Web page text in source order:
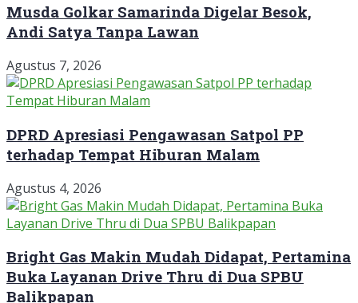
Musda Golkar Samarinda Digelar Besok,
Andi Satya Tanpa Lawan
Agustus 7, 2026
DPRD Apresiasi Pengawasan Satpol PP
terhadap Tempat Hiburan Malam
Agustus 4, 2026
Bright Gas Makin Mudah Didapat, Pertamina
Buka Layanan Drive Thru di Dua SPBU
Balikpapan